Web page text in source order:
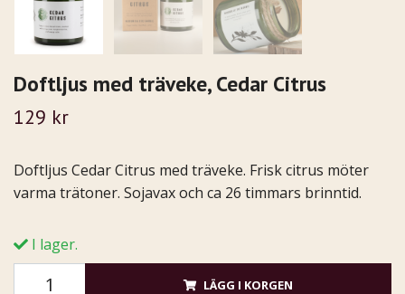
Doftljus med träveke, Cedar Citrus
129 kr
Doftljus Cedar Citrus med träveke. Frisk citrus möter
varma trätoner. Sojavax och ca 26 timmars brinntid.
I lager.
LÄGG I KORGEN